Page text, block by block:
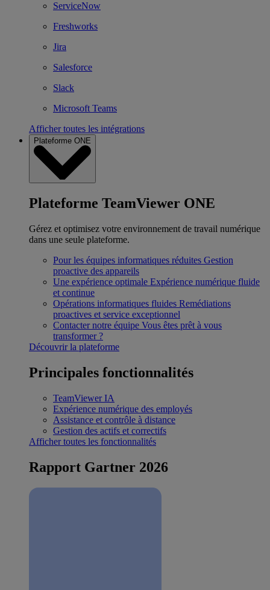
ServiceNow
Freshworks
Jira
Salesforce
Slack
Microsoft Teams
Afficher toutes les intégrations
Plateforme ONE
Plateforme TeamViewer ONE
Gérez et optimisez votre environnement de travail numérique
dans une seule plateforme.
Pour les équipes informatiques réduites Gestion
proactive des appareils
Une expérience optimale Expérience numérique fluide
et continue
Opérations informatiques fluides Remédiations
proactives et service exceptionnel
Contacter notre équipe Vous êtes prêt à vous
transformer ?
Découvrir la plateforme
Principales fonctionnalités
TeamViewer IA
Expérience numérique des employés
Assistance et contrôle à distance
Gestion des actifs et correctifs
Afficher toutes les fonctionnalités
Rapport Gartner 2026